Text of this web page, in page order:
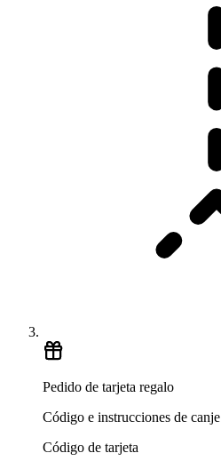
Pedido de tarjeta regalo
Código e instrucciones de canje
Código de tarjeta